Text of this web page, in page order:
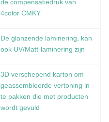
de compensatiedruk van
4color CMKY
De glanzende laminering, kan
ook UV/Matt-laminering zijn
3D verschepend karton om
geassembleerde vertoning in
te pakken die met producten
wordt gevuld